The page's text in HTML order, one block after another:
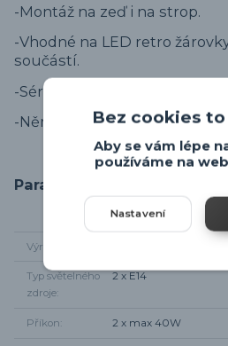
-Montáž na zeď i na strop.
-Vhodné na LED retro
součástí.
-Série svítidel
-Německý výrobce svítidel.
Parametry
Výrobce
Typ světelného
zdroje
2 x E14
Příkon 2 x max 40W
Bez cookies to
Aby se vám lépe
používáme na
Nastavení